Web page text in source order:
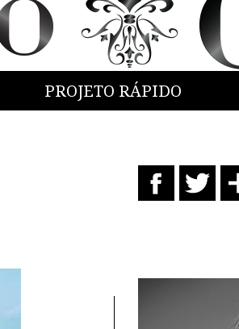
PROJETO RÁPIDO